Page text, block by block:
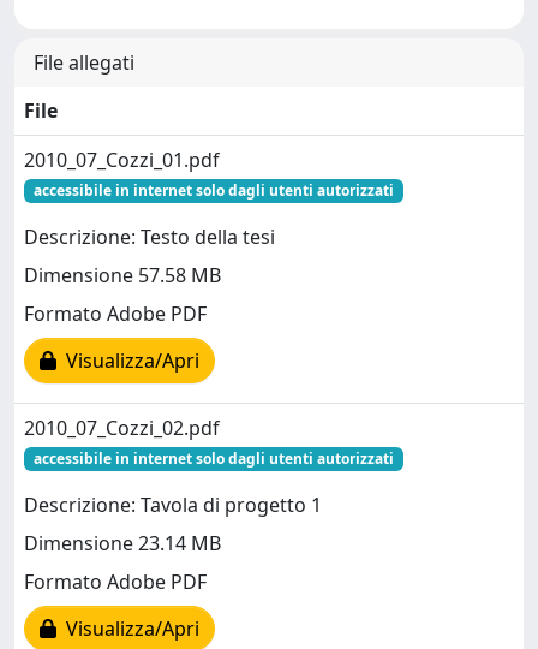
File allegati
File
2010_07_Cozzi_01.pdf
accessibile in internet solo dagli utenti autorizzati
Descrizione: Testo della tesi
Dimensione 57.58 MB
Formato Adobe PDF
Visualizza/Apri
2010_07_Cozzi_02.pdf
accessibile in internet solo dagli utenti autorizzati
Descrizione: Tavola di progetto 1
Dimensione 23.14 MB
Formato Adobe PDF
Visualizza/Apri